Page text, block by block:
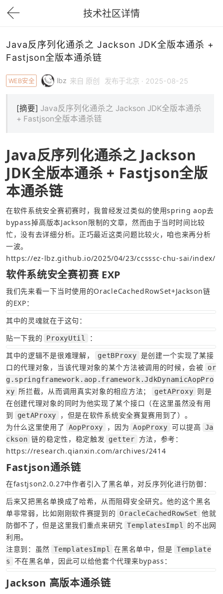
技术社区详情
下拉刷新
Java反序列化通杀之 Jackson JDK全版本通杀 +
Fastjson全版本通杀链
WEB安全 lbz 来自 原创 发布于北京 · 2025-08-25
[摘要] Java反序列化通杀之 Jackson JDK全版本通杀
+ Fastjson全版本通杀链
Java反序列化通杀之 Jackson
JDK全版本通杀 + Fastjson全版
本通杀链
在软件系统安全赛初赛时，我曾经发过类似的使用spring aop去
bypass掉高版本Jackson限制的文章，然而由于当时时间比较
忙，没有去详细分析。正巧最近这类问题比较火，咱也来再分析
一波。
https://ez-lbz.github.io/2025/04/23/ccsssc-chu-sai/index/
软件系统安全赛初赛 EXP
我们先来看一下当时使用的OracleCachedRowSet+Jackson链
的EXP：
其中的灵魂就在于这句：
贴一下我的
ProxyUtil
：
其中的逻辑不是很难理解，
getBProxy 是创建一个实现了某接
口的代理对象，当该代理对象的某个方法被调用的时候，会被
or
g.springframework.aop.framework.JdkDynamicAopPro
xy 所拦截，从而调用真实对象的相应方法； getAProxy 则是
在创建代理对象的同时为他实现了某个接口（在这里虽然没有用
到
getAProxy
，但是在软件系统安全赛复赛用到了）。
为什么这里使用了
AopProxy ，因为 AopProxy 可以提高 Ja
ckson 链的稳定性，稳定触发 getter
方法，参考：
https://research.qianxin.com/archives/2414
Fastjson通杀链
在fastjson2.0.27中作者引入了黑名单，对反序列化进行防御：
后来又把黑名单换成了哈希，从而阻碍安全研究。他的这个黑名
单非常弱，比如刚刚软件赛提到的 OracleCachedRowSet
他就
防御不了，但是这里我们重点来研究 TemplatesImpl
的不出网
利用。
注意到：虽然 TemplatesImpl 在黑名单中，但是 Template
s
不在黑名单，因此可以给他套个代理来bypass：
Jackson 高版本通杀链